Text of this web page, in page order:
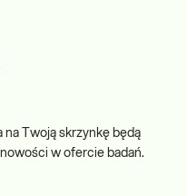
na Twoją skrzynkę będą
w ofercie badań.